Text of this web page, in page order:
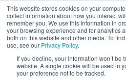
This website stores cookies on your
collect information about how you interact
remember you. We use this information in
your browsing experience and for analytics
both on this website and other media. To
use, see our Privacy Policy.
If you decline, your information won’t be
website. A single cookie will be used in
your preference not to be tracked.